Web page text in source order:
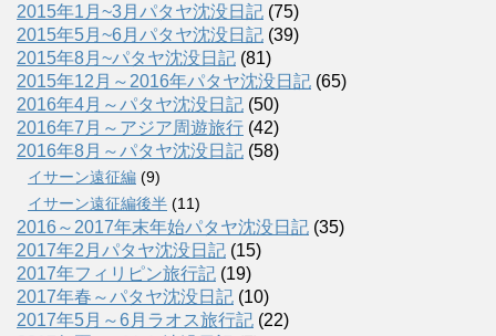
2015年1月~3月パタヤ沈没日記 (75)
2015年5月~6月パタヤ沈没日記 (39)
2015年8月~パタヤ沈没日記 (81)
2015年12月～2016年パタヤ沈没日記 (65)
2016年4月～パタヤ沈没日記 (50)
2016年7月～アジア周遊旅行 (42)
2016年8月～パタヤ沈没日記 (58)
イサーン遠征編 (9)
イサーン遠征編後半 (11)
2016～2017年末年始パタヤ沈没日記 (35)
2017年2月パタヤ沈没日記 (15)
2017年フィリピン旅行記 (19)
2017年春～パタヤ沈没日記 (10)
2017年5月～6月ラオス旅行記 (22)